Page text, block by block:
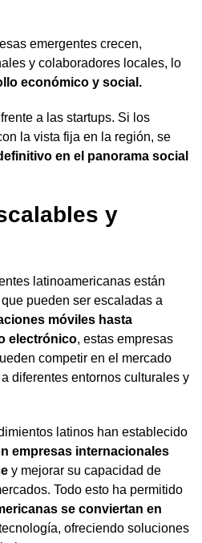
emergentes crecen,
y colaboradores locales, lo
económico y social.
a las startups. Si los
la vista fija en la región, se
en el panorama social
y
latinoamericanas están
pueden ser escaladas a
móviles hasta
electrónico, estas empresas
competir en el mercado
diferentes entornos culturales y
latinos han establecido
empresas internacionales
y mejorar su capacidad de
Todo esto ha permitido
se conviertan en
ofreciendo soluciones